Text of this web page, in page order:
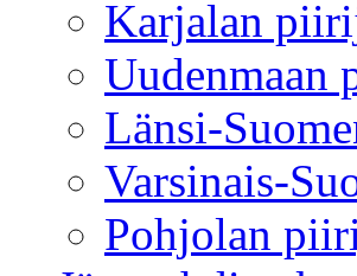
Karjalan
Uudenmaan
Länsi-
Varsinais-
Pohjolan